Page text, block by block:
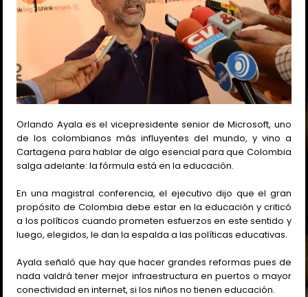
Orlando Ayala es el vicepresidente senior de Microsoft, uno
de los colombianos más influyentes del mundo, y vino a
Cartagena para hablar de algo esencial para que Colombia
salga adelante: la fórmula está en la educación.
En una magistral conferencia, el ejecutivo dijo que el gran
propósito de Colombia debe estar en la educación y criticó
a los políticos cuando prometen esfuerzos en este sentido y
luego, elegidos, le dan la espalda a las políticas educativas.
Ayala señaló que hay que hacer grandes reformas pues de
nada valdrá tener mejor infraestructura en puertos o mayor
conectividad en internet, si los niños no tienen educación.